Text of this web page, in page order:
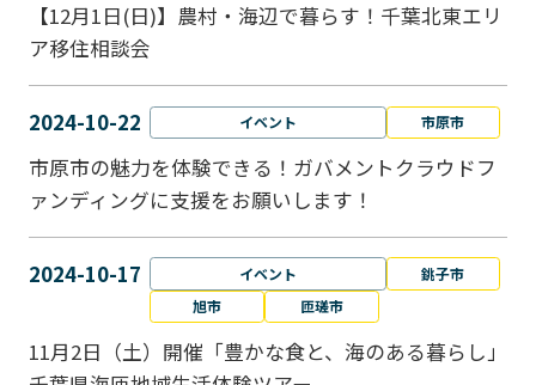
【12月1日(日)】農村・海辺で暮らす！千葉北東エリ
ア移住相談会
2024-10-22 イベント 市原市
市原市の魅力を体験できる！ガバメントクラウドフ
ァンディングに支援をお願いします！
2024-10-17 イベント
銚子市
旭市
匝瑳市
11月2日（土）開催「豊かな食と、海のある暮らし」